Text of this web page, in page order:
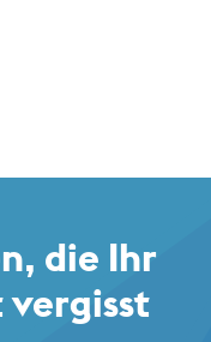
die Ihr